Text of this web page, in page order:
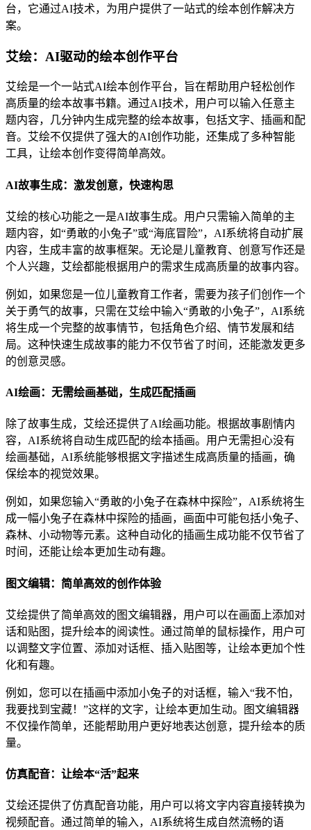
台，它通过AI技术，为用户提供了一站式的绘本创作解决方
案。
艾绘：AI驱动的绘本创作平台
艾绘是一个一站式AI绘本创作平台，旨在帮助用户轻松创作
高质量的绘本故事书籍。通过AI技术，用户可以输入任意主
题内容，几分钟内生成完整的绘本故事，包括文字、插画和配
音。艾绘不仅提供了强大的AI创作功能，还集成了多种智能
工具，让绘本创作变得简单高效。
AI故事生成：激发创意，快速构思
艾绘的核心功能之一是AI故事生成。用户只需输入简单的主
题内容，如“勇敢的小兔子”或“海底冒险”，AI系统将自动扩展
内容，生成丰富的故事框架。无论是儿童教育、创意写作还是
个人兴趣，艾绘都能根据用户的需求生成高质量的故事内容。
例如，如果您是一位儿童教育工作者，需要为孩子们创作一个
关于勇气的故事，只需在艾绘中输入“勇敢的小兔子”，AI系统
将生成一个完整的故事情节，包括角色介绍、情节发展和结
局。这种快速生成故事的能力不仅节省了时间，还能激发更多
的创意灵感。
AI绘画：无需绘画基础，生成匹配插画
除了故事生成，艾绘还提供了AI绘画功能。根据故事剧情内
容，AI系统将自动生成匹配的绘本插画。用户无需担心没有
绘画基础，AI系统能够根据文字描述生成高质量的插画，确
保绘本的视觉效果。
例如，如果您输入“勇敢的小兔子在森林中探险”，AI系统将生
成一幅小兔子在森林中探险的插画，画面中可能包括小兔子、
森林、小动物等元素。这种自动化的插画生成功能不仅节省了
时间，还能让绘本更加生动有趣。
图文编辑：简单高效的创作体验
艾绘提供了简单高效的图文编辑器，用户可以在画面上添加对
话和贴图，提升绘本的阅读性。通过简单的鼠标操作，用户可
以调整文字位置、添加对话框、插入贴图等，让绘本更加个性
化和有趣。
例如，您可以在插画中添加小兔子的对话框，输入“我不怕，
我要找到宝藏！”这样的文字，让绘本更加生动。图文编辑器
不仅操作简单，还能帮助用户更好地表达创意，提升绘本的质
量。
仿真配音：让绘本“活”起来
艾绘还提供了仿真配音功能，用户可以将文字内容直接转换为
视频配音。通过简单的输入，AI系统将生成自然流畅的语